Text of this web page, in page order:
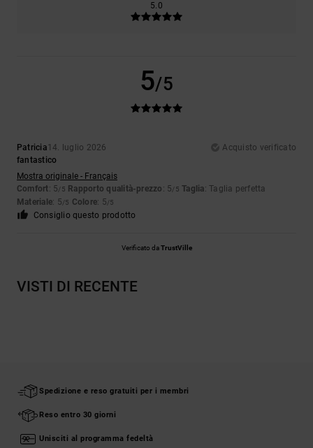
5.0
5/5
Patricia14. luglio 2026
Acquisto verificato
fantastico
Mostra originale - Français
Comfort: 5/5 Rapporto qualità-prezzo : 5/5 Taglia: Taglia perfetta
Materiale: 5/5 Colore: 5/5
Consiglio questo prodotto
Verificato daTrustVille
VISTI DI RECENTE
Spedizione e reso gratuiti per i membri
Reso entro 30 giorni
Unisciti al programma fedeltà